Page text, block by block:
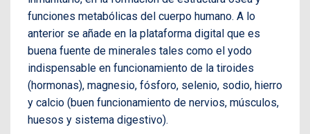
funciones metabólicas del cuerpo humano. A lo
anterior se añade en la plataforma digital que es
buena fuente de minerales tales como el yodo
indispensable en funcionamiento de la tiroides
(hormonas), magnesio, fósforo, selenio, sodio, hierro
y calcio (buen funcionamiento de nervios, músculos,
huesos y sistema digestivo).